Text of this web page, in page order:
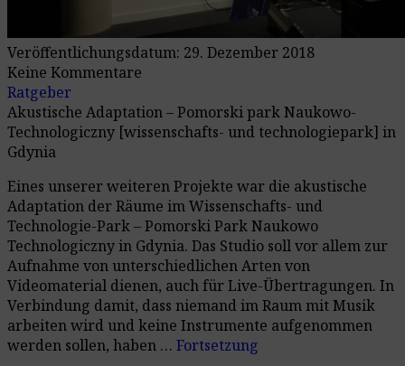
Veröffentlichungsdatum: 29. Dezember 2018
Keine Kommentare
Ratgeber
Akustische Adaptation – Pomorski park Naukowo-
Technologiczny [wissenschafts- und technologiepark] in
Gdynia
Eines unserer weiteren Projekte war die akustische
Adaptation der Räume im Wissenschafts- und
Technologie-Park – Pomorski Park Naukowo
Technologiczny in Gdynia. Das Studio soll vor allem zur
Aufnahme von unterschiedlichen Arten von
Videomaterial dienen, auch für Live-Übertragungen. In
Verbindung damit, dass niemand im Raum mit Musik
arbeiten wird und keine Instrumente aufgenommen
werden sollen, haben … Fortsetzung